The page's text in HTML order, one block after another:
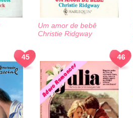
Um amor de bebê
Christie Ridgway
45 46